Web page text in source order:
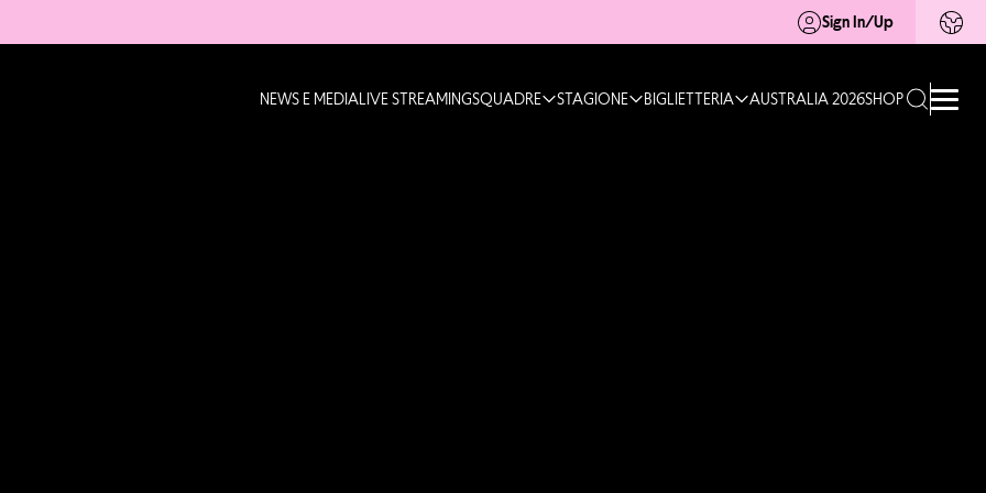
Sign In/Up
NEWS E MEDIALIVE STREAMINGSQUADRE STAGIONE BIGLIETTERIA AUSTRALIA 2026SHOP